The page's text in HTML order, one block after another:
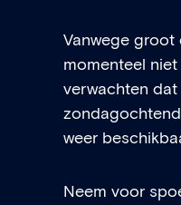
Vanwege groot
momenteel niet
verwachten
weer
Neem voor